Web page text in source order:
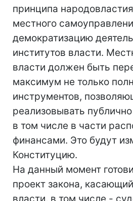
принципа
местного
демократизацию
институтов власти.
власти должен быть
максимум не только
инструментов,
реализовывать
в том числе в части
финансами. Это будут
Конституцию.
На данный момент
проект закона,